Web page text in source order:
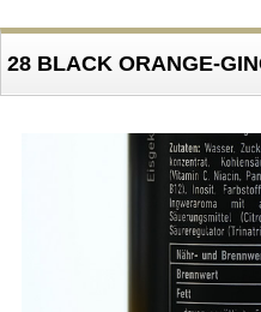
28 BLACK ORANGE-